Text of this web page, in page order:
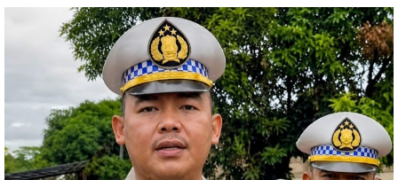
M
a
b
e
s
P
o
l
r
i
: